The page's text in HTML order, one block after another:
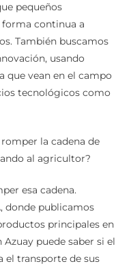
pequeños
continua a
También buscamos
usando
que vean en el campo
tecnológicos como
la cadena de
al agricultor?
esa cadena.
donde publicamos
principales en
puede saber si el
el transporte de sus